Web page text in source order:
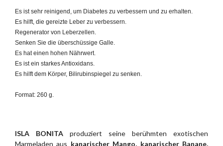
Es ist sehr reinigend, um Diabetes zu verbessern und zu erhalten.
Es hilft, die gereizte Leber zu verbessern.
Regenerator von Leberzellen.
Senken Sie die überschüssige Galle.
Es hat einen hohen Nährwert.
Es ist ein starkes Antioxidans.
Es hilft dem Körper, Bilirubinspiegel zu senken.
Format: 260 g.
ISLA BONITA produziert seine berühmten exotischen
Marmeladen aus kanarischer Mango, kanarischer Banane,